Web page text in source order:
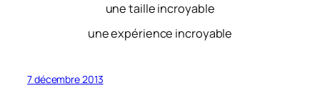
une taille incroyable
une expérience incroyable
7 décembre 2013